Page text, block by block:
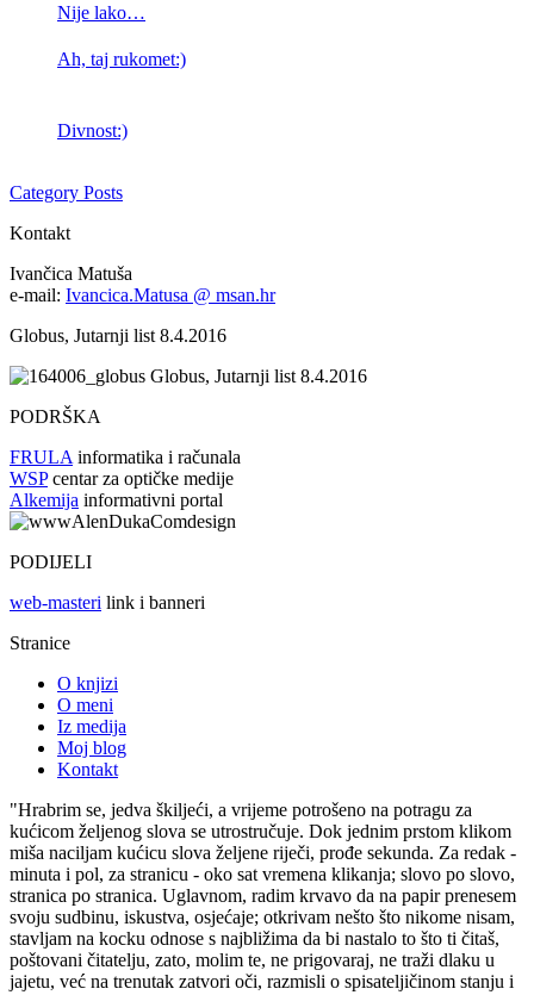
Nije lako…
Ah, taj rukomet:)
Divnost:)
Category Posts
Kontakt
Ivančica Matuša
e-mail: Ivancica.Matusa @ msan.hr
Globus, Jutarnji list 8.4.2016
Globus, Jutarnji list 8.4.2016
PODRŠKA
FRULA informatika i računala
WSPcentar za optičke medije
Alkemija informativni portal
PODIJELI
web-masteri link i banneri
Stranice
O knjizi
O meni
Iz medija
Moj blog
Kontakt
"Hrabrim se, jedva škiljeći, a vrijeme potrošeno na potragu za
kućicom željenog slova se utrostručuje. Dok jednim prstom klikom
miša naciljam kućicu slova željene riječi, prođe sekunda. Za redak -
minuta i pol, za stranicu - oko sat vremena klikanja; slovo po slovo,
stranica po stranica. Uglavnom, radim krvavo da na papir prenesem
svoju sudbinu, iskustva, osjećaje; otkrivam nešto što nikome nisam,
stavljam na kocku odnose s najbližima da bi nastalo to što ti čitaš,
poštovani čitatelju, zato, molim te, ne prigovaraj, ne traži dlaku u
jajetu, već na trenutak zatvori oči, razmisli o spisateljičinom stanju i